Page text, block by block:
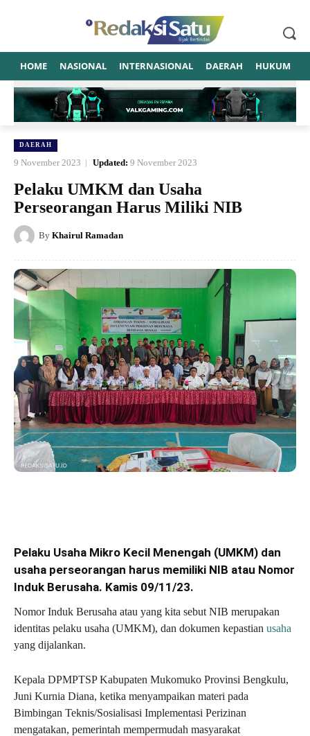
HOME NASIONAL INTERNASIONAL DAERAH HUKUM
DAERAH
9 November 2023 Updated: 9 November 2023
Pelaku UMKM dan Usaha
Perseorangan Harus Miliki NIB
By Khairul Ramadan
Pelaku Usaha Mikro Kecil Menengah (UMKM) dan
usaha perseorangan harus memiliki NIB atau Nomor
Induk Berusaha. Kamis 09/11/23.
Nomor Induk Berusaha atau yang kita sebut NIB merupakan
identitas pelaku usaha (UMKM), dan dokumen kepastian usaha
yang dijalankan.
Kepala DPMPTSP Kabupaten Mukomuko Provinsi Bengkulu,
Juni Kurnia Diana, ketika menyampaikan materi pada
Bimbingan Teknis/Sosialisasi Implementasi Perizinan
mengatakan, pemerintah mempermudah masyarakat